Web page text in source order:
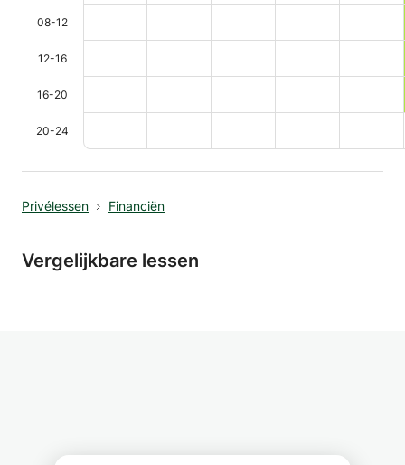
08-12
12-16
16-20
20-24
Privélessen Financiën
Vergelijkbare lessen